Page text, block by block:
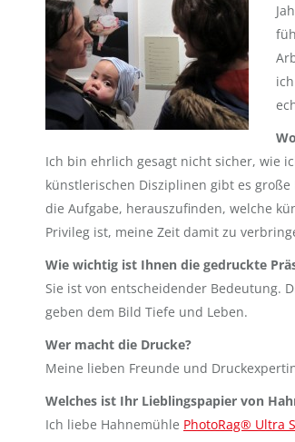
Ich bin ehrlich gesagt nicht sicher, wie
künstlerischen Disziplinen gibt es
die Aufgabe, herauszufinden, welche
Privileg ist, meine Zeit damit zu
Wie wichtig ist Ihnen die gedruckte
Sie ist von entscheidender Bedeutung.
geben dem Bild Tiefe und Leben.
Wer macht die Drucke?
Meine lieben Freunde und
Welches ist Ihr Lieblingspapier von
Ich liebe Hahnemühle PhotoRag® Ultra